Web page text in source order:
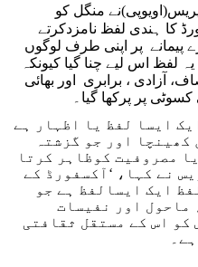
منگل کو
کو 2019 کا آکسفورڈ کا ہندی لفظ نامزدکرتے
پیمانے پر اپنی طرف لوگوں
یہ لفظ اس لیے چنا گیا کیونکہ
آزادی ، برابری اور بھائی
پر پرکھا گیا۔
ایسا لفظ یا اظہار ہے
اور جو گزشتہ
مصروفیت کوظاہر کرتا
نے کہا، ‘آکسفورڈ کے
ایک ایسالفظ ہے جو
ماحول اور نفیسات
کو اس کے مستقل ثقافتی